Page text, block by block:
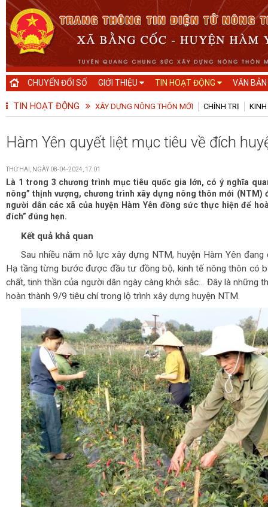
CHUYỂN ĐỔI SỐ GIỚI THIỆU TIN HOẠT ĐỘNG VĂN
TIN HOẠT ĐỘNG XÂY DỰNG NÔNG THÔN MỚI CHÍNH TRỊ KINH
Hàm Yên quyết liệt mục tiêu về đích
THỨ HAI, NGÀY 08-04-2024, 17:01
Là 1 trong 3 chương trình mục tiêu quốc gia lớn, có ý nghĩa
nông” thịnh vượng, chương trình xây dựng nông thôn mới (NTM)
người dân các xã của huyện Hàm Yên đồng sức thực hiện để
đích” đúng hẹn.
Kết quả khả quan
Sau nhiều năm nỗ lực xây dựng NTM, huyện Hàm Yên đang
Hạ tầng từng bước được đầu tư đồng bộ, kinh tế nông thôn có
chất, tinh thần của người dân ngày càng khởi sắc... Đây là những
hoàn thành 9/9 tiêu chí trong lộ trình xây dựng huyện NTM.